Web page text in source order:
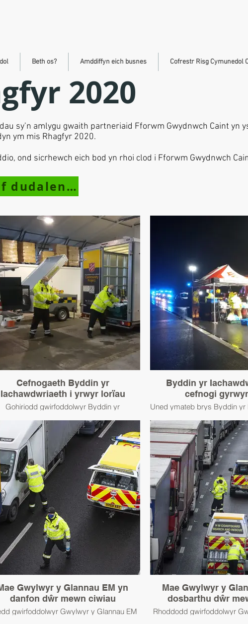
Beth os? Amddiffyn eich busnes Cofrestr Risg Cymunedol
2020
sy’n amlygu gwaith partneriaid Fforwm Gwydnwch Caint yn
ym mis Rhagfyr 2020.
ond sicrhewch eich bod yn rhoi clod i Fforwm Gwydnwch
&lt; Dychwelyd i&#39;r brif dudalen oriel luniau
Cefnogaeth Byddin yr
Iachawdwriaeth i yrwyr lorïau
Gohiriodd gwirfoddolwyr Byddin yr
prydau bwyd i yrwyr lorïau ym mis
Rhagfyr 2020 am darfu ar y ffin
Byddin yr
cefnogi
Uned ymateb brys Byddin yr
ffordd
Gwylwyr y Glannau EM yn
danfon dŵr mewn ciwiau
gwirfoddolwyr Gwylwyr y Glannau EM
Mae Gwylwyr y
dosbarthu dŵr
Rhoddodd gwirfoddolwyr